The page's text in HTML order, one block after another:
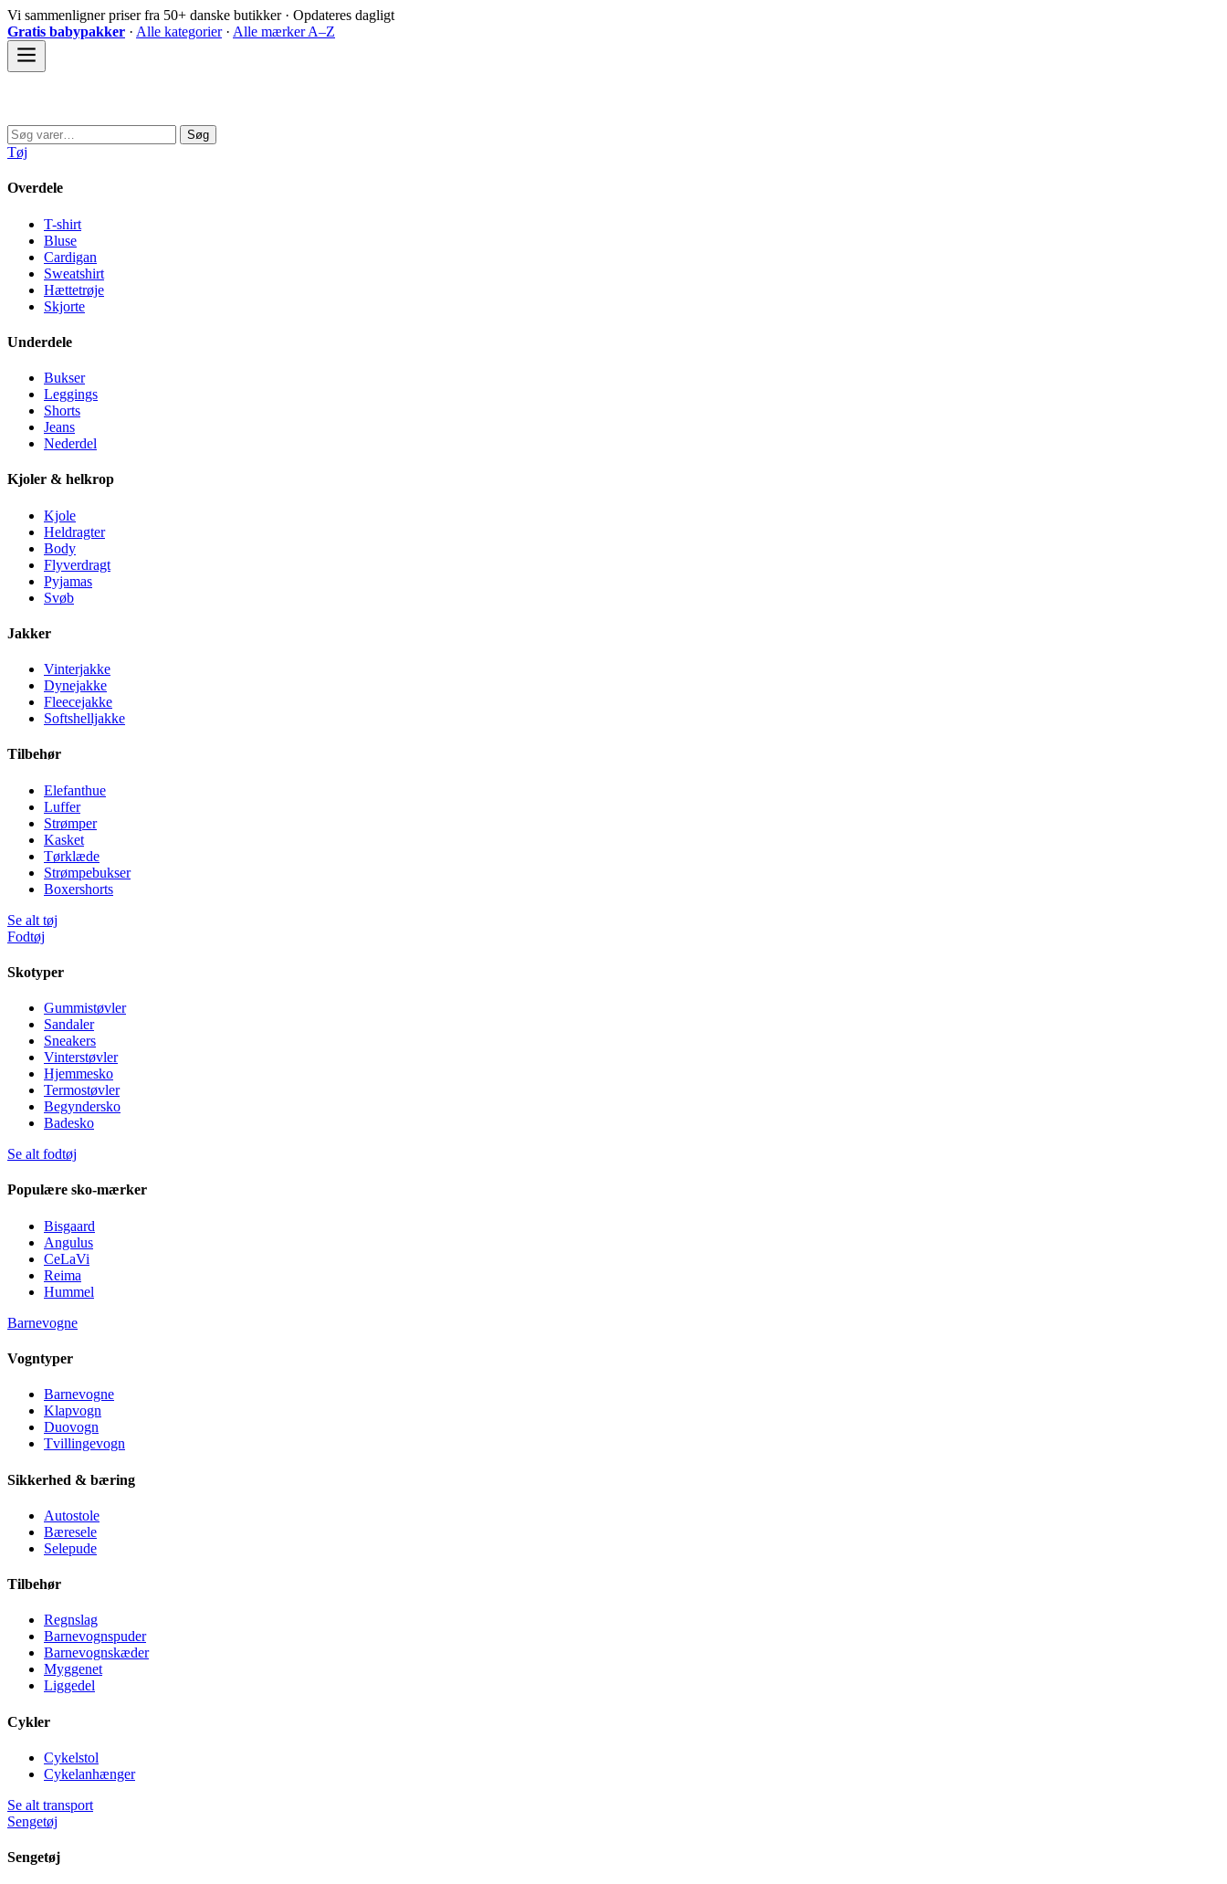
Spring
til
indhold
Vi sammenligner priser fra 50+ danske butikker · Opdateres dagligt
Gratis babypakker · Alle kategorier· Alle mærker A–Z
Søg
efter:
Søg
Tøj
Overdele
T-shirt
Bluse
Cardigan
Sweatshirt
Hættetrøje
Skjorte
Underdele
Bukser
Leggings
Shorts
Jeans
Nederdel
Kjoler & helkrop
Kjole
Heldragter
Body
Flyverdragt
Pyjamas
Svøb
Jakker
Vinterjakke
Dynejakke
Fleecejakke
Softshelljakke
Tilbehør
Elefanthue
Luffer
Strømper
Kasket
Tørklæde
Strømpebukser
Boxershorts
Se alt tøj
Fodtøj
Skotyper
Gummistøvler
Sandaler
Sneakers
Vinterstøvler
Hjemmesko
Termostøvler
Begyndersko
Badesko
Se alt fodtøj
Populære sko-mærker
Bisgaard
Angulus
CeLaVi
Reima
Hummel
Barnevogne
Vogntyper
Barnevogne
Klapvogn
Duovogn
Tvillingevogn
Sikkerhed & bæring
Autostole
Bæresele
Selepude
Tilbehør
Regnslag
Barnevognspuder
Barnevognskæder
Myggenet
Liggedel
Cykler
Cykelstol
Cykelanhænger
Se alt transport
Sengetøj
Sengetøj